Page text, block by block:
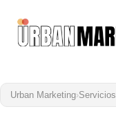
contenido
Urban Marketing›Servicios